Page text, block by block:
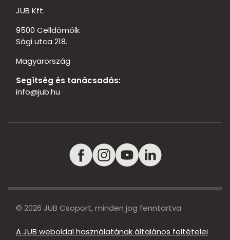
JUB Kft.
9500 Celldömölk
Sági utca 218.
Magyarország
Segítség és tanácsadás:
info@jub.hu
© 2026 JUB Csoport, minden jog fenntartva
A JUB weboldal használatának általános feltételei